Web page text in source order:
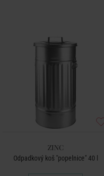
ZINC
Odpadkový koš "popelnice" 40 l